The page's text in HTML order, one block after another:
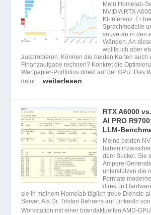
Mein Homelab-
NVIDIA RTX
KI-Inferenz. Er
Sprachmodelle
souverän in den
Wänden. An
wollte ich aber
ausprobieren. Können die beiden Karten auch
Finanzaufgabe rechnen? Konkret die
Wertpapier-Portfolios direkt auf der GPU. Das
dafür…weiterlesen
RTX A6000
AI PRO
LLM-
Meine beiden
haben
dem Buckel. Sie
Ampere-
unterstützen die
Formate
direkt in
sie in meinem Homelab täglich treue Dienste
Server. Als Dr. Tristan Behrens auf LinkedIn
Workstation mit einer brandaktuellen AMD-